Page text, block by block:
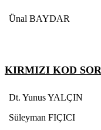
Ünal BAYDAR
KIRMIZI KOD
Dt. Yunus YALÇIN
Süleyman FIÇICI